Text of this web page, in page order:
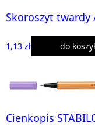
Skoroszyt twardy
1,13 zł do
Cienkopis